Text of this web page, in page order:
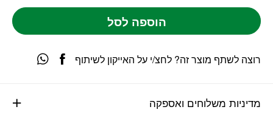
הוספה לסל
מדיניות משלוחים ואספקה
רוצה לשתף מוצר זה? לחצ/י על האייקון לשיתוף